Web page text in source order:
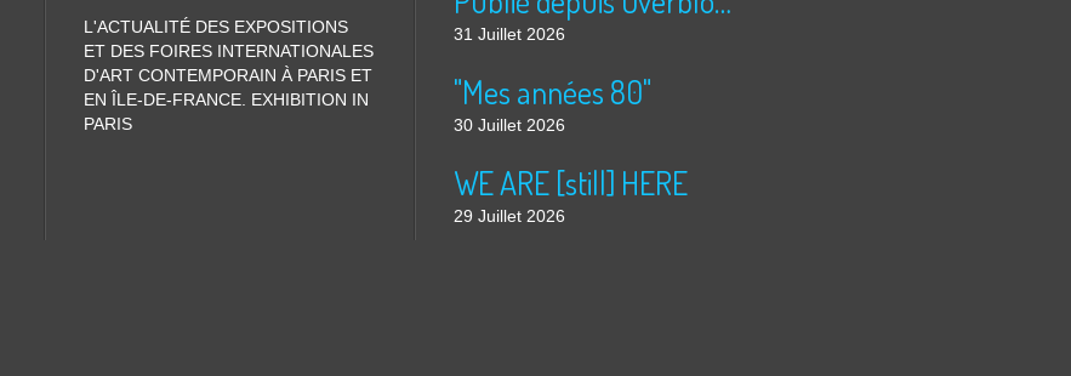
L'ACTUALITÉ DES EXPOSITIONS
ET DES FOIRES INTERNATIONALES
D'ART CONTEMPORAIN À PARIS ET
EN ÎLE-DE-FRANCE. EXHIBITION IN
PARIS
31 Juillet 2026
"Mes années 80"
30 Juillet 2026
WE ARE [still] HERE
29 Juillet 2026